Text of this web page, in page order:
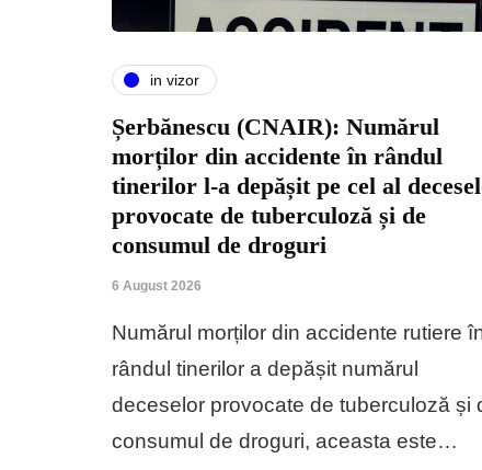
in vizor
Șerbănescu (CNAIR): Numărul
morților din accidente în rândul
tinerilor l-a depășit pe cel al
provocate de tuberculoză și de
consumul de droguri
6 August 2026
Numărul morților din accidente rutiere
rândul tinerilor a depășit numărul
deceselor provocate de tuberculoză și
consumul de droguri, aceasta este…